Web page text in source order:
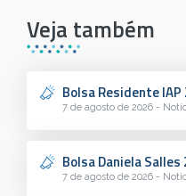
Veja também
Bolsa Residente
7 de agosto de 2026 -
Bolsa Daniela
7 de agosto de 2026 -